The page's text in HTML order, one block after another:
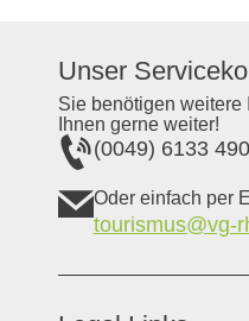
Unser
Sie benötigen weitere
Ihnen gerne weiter!
(0049) 6133
Oder einfach per
tourismus@vg-